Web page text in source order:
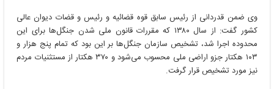
وی ضمن قدردانی از رئیس سابق قوه قضائیه و رئیس و قضات دیوان عالی
کشور گفت: از سال ۱۳۸۰ که مقررات قانون ملی شدن جنگل‌ها برای این
محدوده اجرا شد، تشخیص سازمان جنگل‌ها بر این بود که تمام پنج هزار و
۱۰۳ هکتار جزو اراضی ملی محسوب می‌شود و ۳۷۰ هکتار از مستثنیات مردم
نیز مورد تشخیص قرار گرفت.